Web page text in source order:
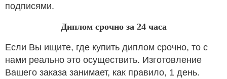
подписями.
Диплом срочно за 24 часа
Если Вы ищите, где купить диплом срочно, то с
нами реально это осуществить. Изготовление
Вашего заказа занимает, как правило, 1 день.